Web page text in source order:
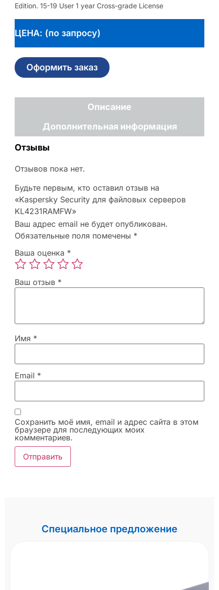
Edition. 15-19 User 1 year Cross-grade License
ЦЕНА: (по запросу)
Оформить заказ
Описание
Дополнительная информация
Отзывы
Отзывов пока нет.
Будьте первым, кто оставил отзыв на
«Kaspersky Security для файловых серверов
KL4231RAMFW»
Ваш адрес email не будет опубликован.
Обязательные поля помечены *
Ваша оценка *
Ваш отзыв *
Имя *
Email *
Сохранить моё имя, email и адрес сайта в этом
браузере для последующих моих
комментариев.
Специальное предложение